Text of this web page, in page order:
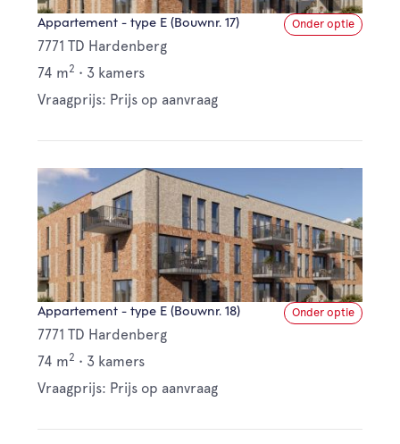
Onder optie
Appartement - type E (Bouwnr. 17)
7771 TD Hardenberg
74 m2 • 3 kamers
Vraagprijs: Prijs op aanvraag
Onder optie
Appartement - type E (Bouwnr. 18)
7771 TD Hardenberg
74 m2 • 3 kamers
Vraagprijs: Prijs op aanvraag